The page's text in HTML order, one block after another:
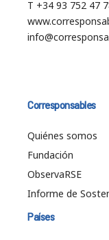
T +34 93 752 47
Corresponsables
Quiénes somos
Fundación
ObservaRSE
Informe de
Países